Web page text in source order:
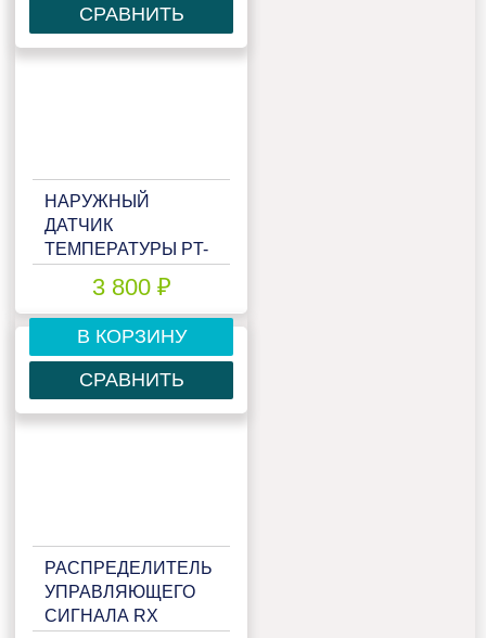
СРАВНИТЬ
НАРУЖНЫЙ
ДАТЧИК
ТЕМПЕРАТУРЫ PT-
3 800 ₽
В КОРЗИНУ
СРАВНИТЬ
РАСПРЕДЕЛИТЕЛЬ
УПРАВЛЯЮЩЕГО
СИГНАЛА RX